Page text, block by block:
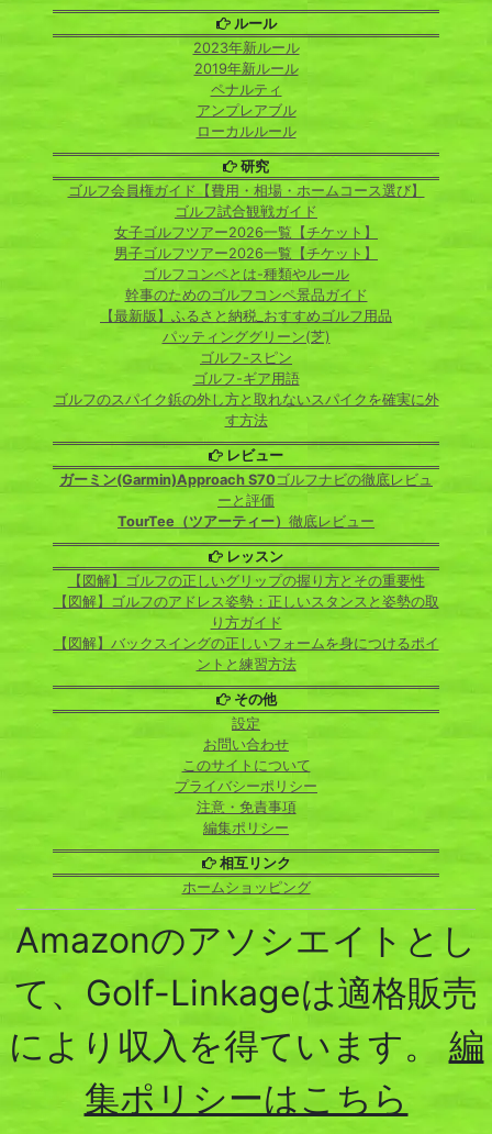
ルール
2023年新ルール
2019年新ルール
ペナルティ
アンプレアブル
ローカルルール
研究
ゴルフ会員権ガイド【費用・相場・ホームコース選び】
ゴルフ試合観戦ガイド
女子ゴルフツアー2026一覧【チケット】
男子ゴルフツアー2026一覧【チケット】
ゴルフコンペとは-種類やルール
幹事のためのゴルフコンペ景品ガイド
【最新版】ふるさと納税_おすすめゴルフ用品
パッティンググリーン(芝)
ゴルフ-スピン
ゴルフ-ギア用語
ゴルフのスパイク鋲の外し方と取れないスパイクを確実に外
す方法
レビュー
ガーミン(Garmin)Approach S70ゴルフナビの徹底レビュ
ーと評価
TourTee（ツアーティー） 徹底レビュー
レッスン
【図解】ゴルフの正しいグリップの握り方とその重要性
【図解】ゴルフのアドレス姿勢：正しいスタンスと姿勢の取
り方ガイド
【図解】バックスイングの正しいフォームを身につけるポイ
ントと練習方法
その他
設定
お問い合わせ
このサイトについて
プライバシーポリシー
注意・免責事項
編集ポリシー
相互リンク
ホームショッピング
Amazonのアソシエイトとし
て、Golf-Linkageは適格販売
により収入を得ています。 編
集ポリシーはこちら